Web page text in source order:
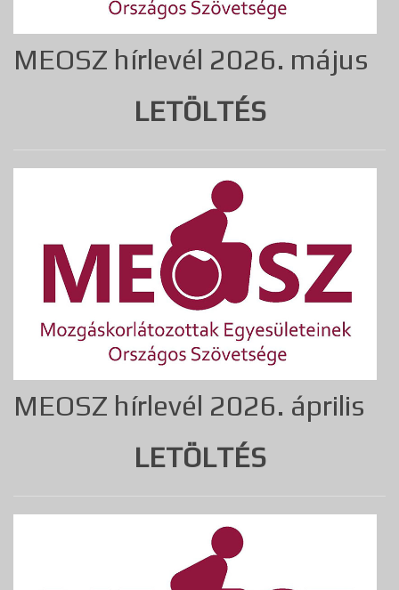
MEOSZ hírlevél 2026. május
LETÖLTÉS
MEOSZ hírlevél 2026. április
LETÖLTÉS